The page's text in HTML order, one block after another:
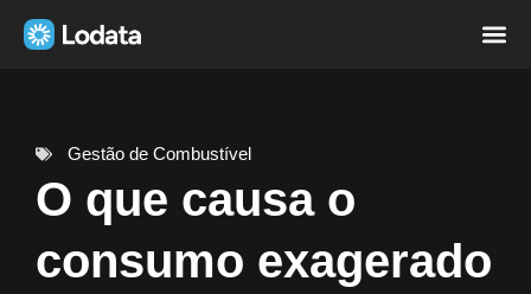
Gestão de Combustível
O que causa o
consumo exagerado